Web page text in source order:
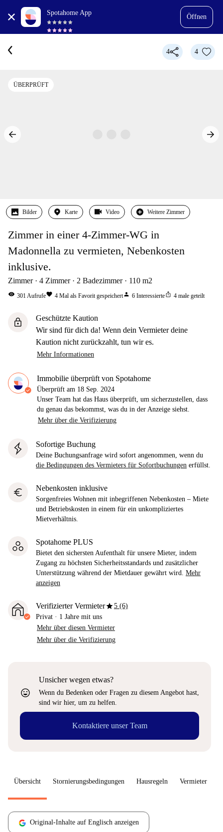
Spotahome App
Öffnen
4 4
ÜBERPRÜFT
Bilder Karte Video Weitere Zimmer
Zimmer in einer 4-Zimmer-WG in
Madonnella zu vermieten, Nebenkosten
inklusive.
Zimmer 4 Zimmer 2 Badezimmer 110 m2
visibility 301Aufrufefavorite 4 Mal als Favorit gespeichertperson 6 Interessierteios_share 4 male geteilt
lock
Geschützte Kaution
Wir sind für dich da! Wenn dein Vermieter deine
Kaution nicht zurückzahlt, tun wir es.
Mehr Informationen
Immobilie überprüft von Spotahome
Überprüft am 18 Sep. 2024
Unser Team hat das Haus überprüft, um sicherzustellen, dass
du genau das bekommst, was du in der Anzeige siehst.
Mehr über die Verifizierung
Sofortige Buchung
Deine Buchungsanfrage wird sofort angenommen, wenn du
die Bedingungen des Vermieters für Sofortbuchungen erfüllst.
euro Nebenkosten inklusive
Sorgenfreies Wohnen mit inbegriffenen Nebenkosten – Miete
und Betriebskosten in einem für ein unkompliziertes
Mietverhältnis.
Spotahome PLUS
Bietet den sichersten Aufenthalt für unsere Mieter, indem
Zugang zu höchsten Sicherheitsstandards und zusätzlicher
Unterstützung während der Mietdauer gewährt wird. Mehr
anzeigen
Verifizierter Vermieterstar5 (6)
Privat · 1 Jahre mit uns
Mehr über diesen Vermieter
Mehr über die Verifizierung
sentiment_very_satisfied
Unsicher wegen etwas?
Wenn du Bedenken oder Fragen zu diesem Angebot hast,
sind wir hier, um zu helfen.
Kontaktiere unser Team
Übersicht Stornierungsbedingungen Hausregeln Vermieter
Original-Inhalte auf Englisch anzeigen